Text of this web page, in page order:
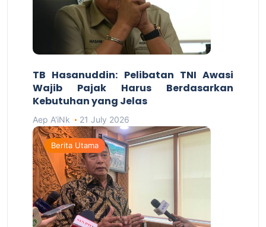
TB Hasanuddin: Pelibatan TNI Awasi
Wajib Pajak Harus Berdasarkan
Kebutuhan yang Jelas
Aep A'iNk 21 July 2026
Berita Utama